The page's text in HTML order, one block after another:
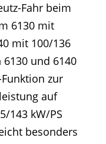
Fahr beim
6130 mit
mit 100/136
6130 und 6140
zur
auf
143 kW/PS
besonders